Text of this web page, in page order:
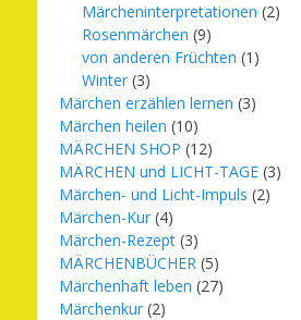
Märcheninterpretationen (2)
Rosenmärchen (9)
von anderen Früchten (1)
Winter (3)
Märchen erzählen lernen (3)
Märchen heilen (10)
MÄRCHEN SHOP (12)
MÄRCHEN und LICHT-TAGE (3)
Märchen- und Licht-Impuls (2)
Märchen-Kur (4)
Märchen-Rezept (3)
MÄRCHENBÜCHER (5)
Märchenhaft leben (27)
Märchenkur (2)